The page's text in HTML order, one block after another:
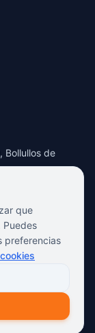
Bollullos de
que
Puedes
preferencias